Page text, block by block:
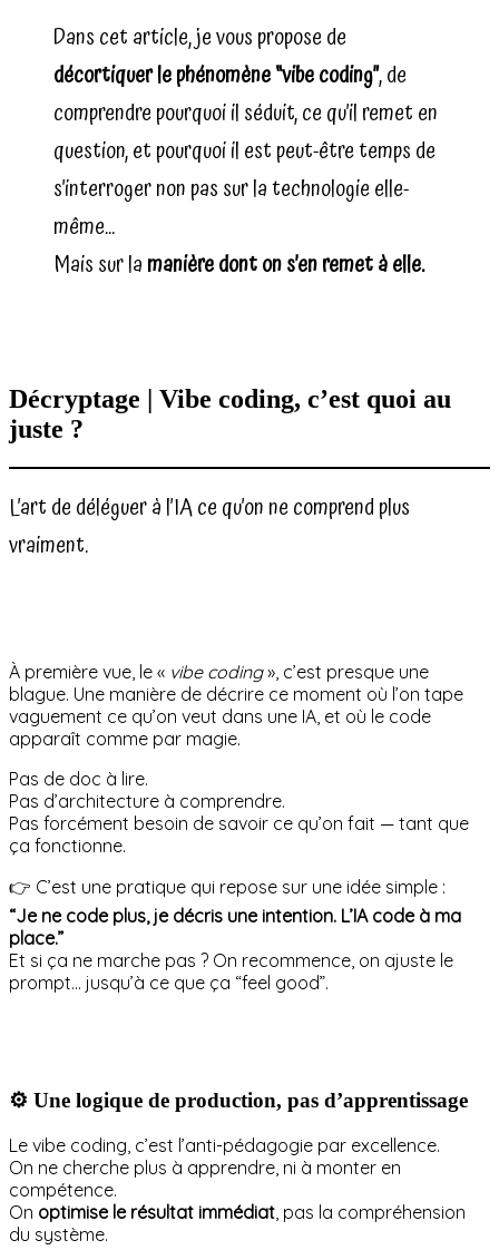
Dans cet article, je vous propose de
décortiquer le phénomène “vibe coding”, de
comprendre pourquoi il séduit, ce qu’il remet en
question, et pourquoi il est peut-être temps de
s’interroger non pas sur la technologie elle-
même…
Mais sur lamanière dont on s’en remet à elle.
Décryptage | Vibe coding, c’est quoi au
juste ?
L’art de déléguer à l’IA ce qu’on ne comprend plus
vraiment.
À première vue, le « vibe coding», c’est presque une
blague. Une manière de décrire ce moment où l’on tape
vaguement ce qu’on veut dans une IA, et où le code
apparaît comme par magie.
Pas de doc à lire.
Pas d’architecture à comprendre.
Pas forcément besoin de savoir ce qu’on fait — tant que
ça fonctionne.
👉 C’est une pratique qui repose sur une idée simple :
“Je ne code plus, je décris une intention. L’IA code à ma
place.”
Et si ça ne marche pas ? On recommence, on ajuste le
prompt… jusqu’à ce que ça “feel good”.
⚙️ Une logique de production, pas d’apprentissage
Le vibe coding, c’est l’anti-pédagogie par excellence.
On ne cherche plus à apprendre, ni à monter en
compétence.
On optimise le résultat immédiat , pas la compréhension
du système.